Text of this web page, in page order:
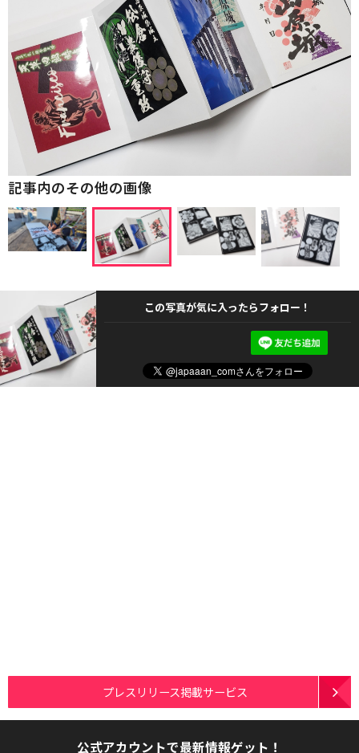
記事内のその他の画像
この写真が気に入ったらフォロー！
プレスリリース掲載サービス
公式アカウントで最新情報ゲット！